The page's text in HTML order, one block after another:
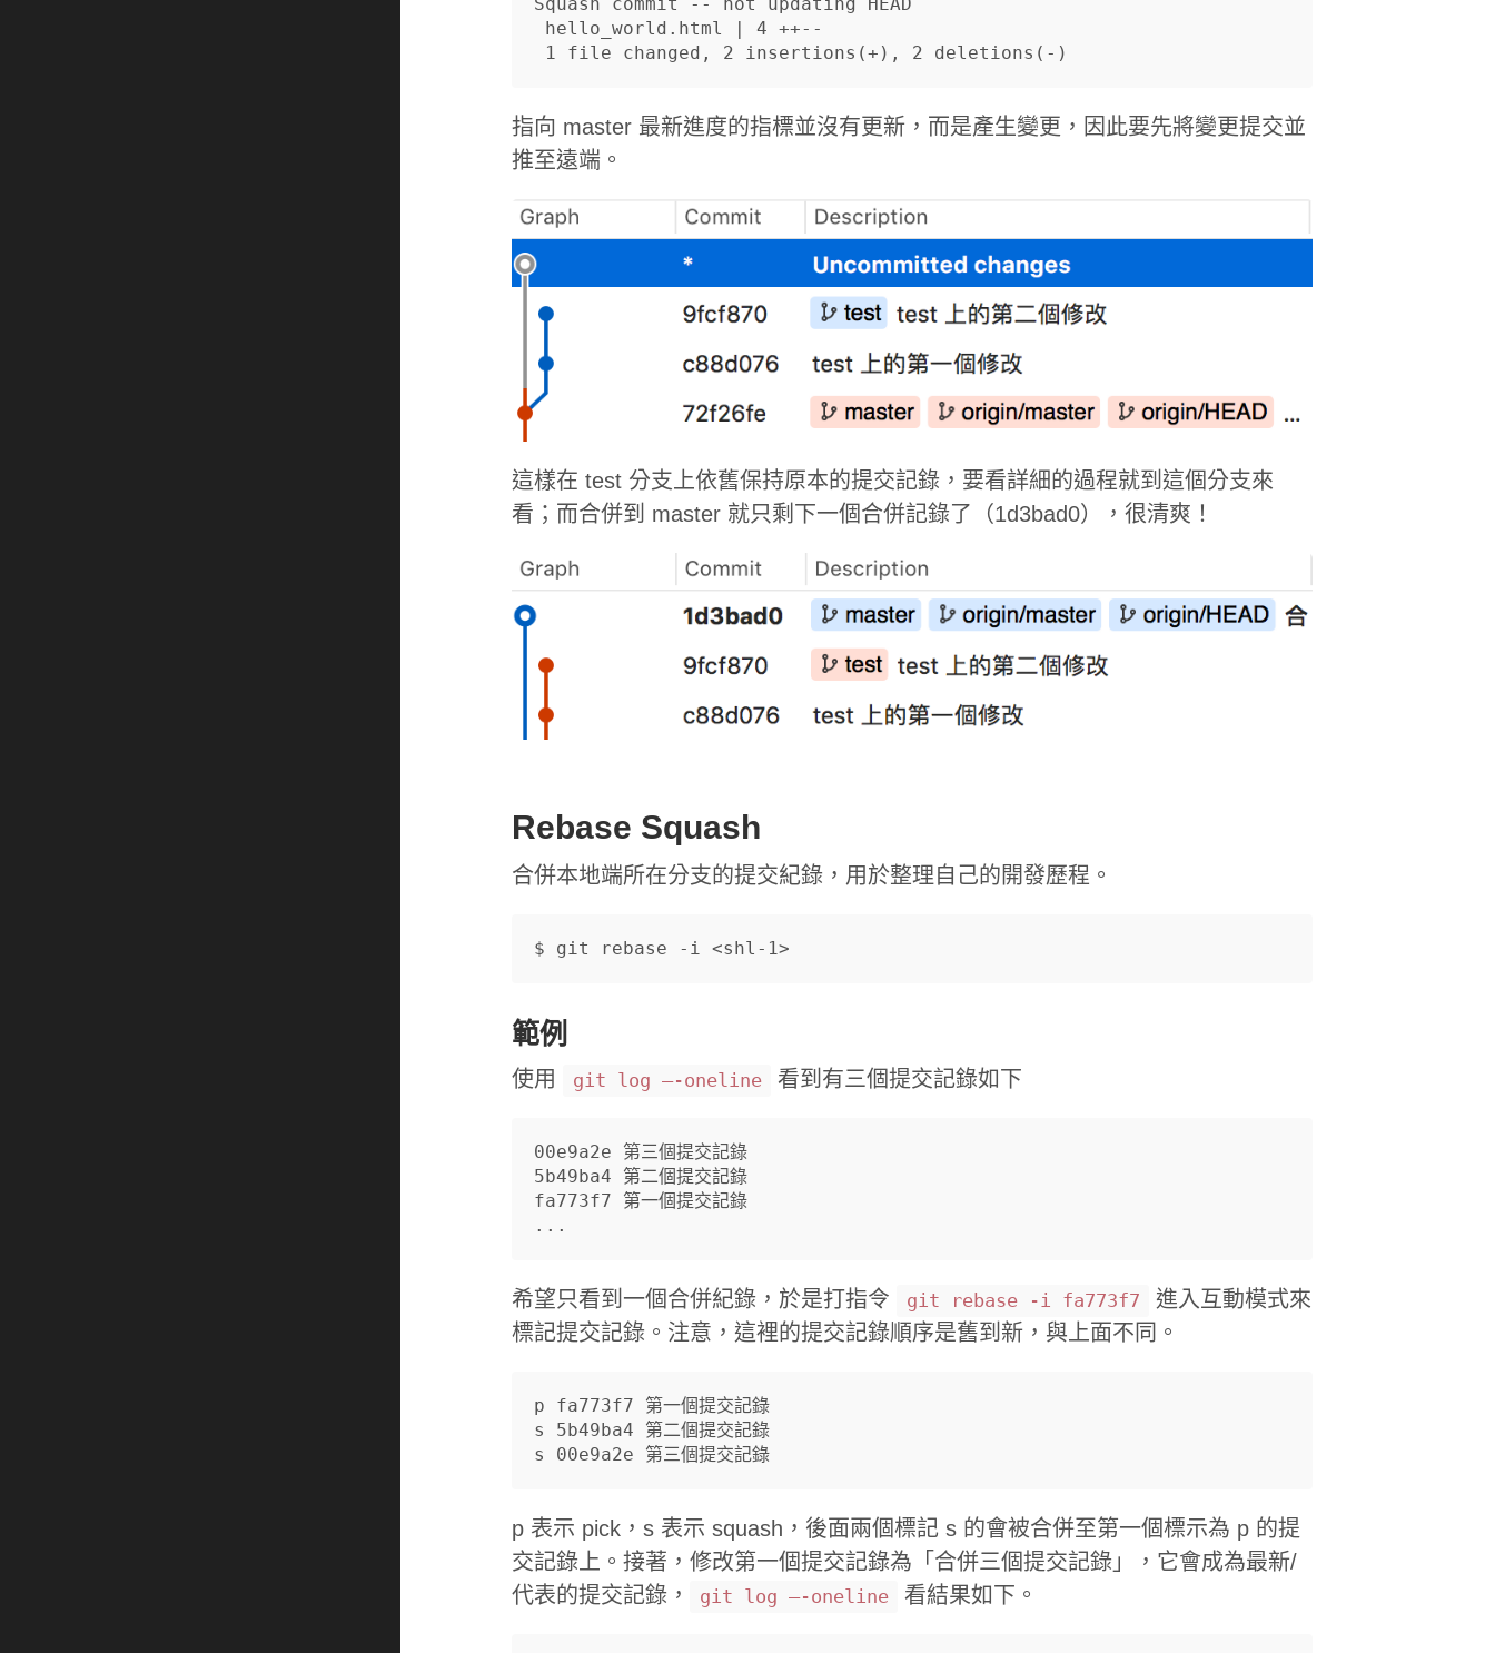
指向 master 最新進度的指標並沒有更新，而是產生變更，因此要先將變更提交並
推至遠端。
這樣在 test 分支上依舊保持原本的提交記錄，要看詳細的過程就到這個分支來
看；而合併到 master 就只剩下一個合併記錄了（1d3bad0），很清爽！
Rebase Squash
合併本地端所在分支的提交紀錄，用於整理自己的開發歷程。
範例
使用 git log —-oneline 看到有三個提交記錄如下
00e9a2e 第三個提交記錄
5b49ba4 第二個提交記錄
fa773f7 第一個提交記錄
希望只看到一個合併紀錄，於是打指令 git rebase -i fa773f7
進入互動模式來
標記提交記錄。注意，這裡的提交記錄順序是舊到新，與上面不同。
p fa773f7 第一個提交記錄
s 5b49ba4 第二個提交記錄
p 表示 pick，s 表示 squash，後面兩個標記 s 的會被合併至第一個標示為 p 的提
交記錄上。接著，修改第一個提交記錄為「合併三個提交記錄」，它會成為最新/
代表的提交記錄，
git log —-oneline 看結果如下。